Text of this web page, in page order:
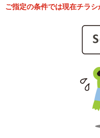
ご指定の条件では現在チラシ